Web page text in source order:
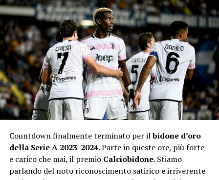
Countdown finalmente terminato per ilbidone d’oro
della Serie A 2023-2024. Parte in queste ore, più forte
e carico che mai, il premio Calciobidone. Stiamo
parlando del noto riconoscimento satirico e irriverente